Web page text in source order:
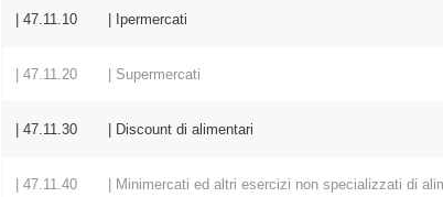
| 47.11.10 | Ipermercati
| 47.11.20 | Supermercati
| 47.11.30 | Discount di alimentari
| 47.11.40 | Minimercati ed altri esercizi non specializzati di